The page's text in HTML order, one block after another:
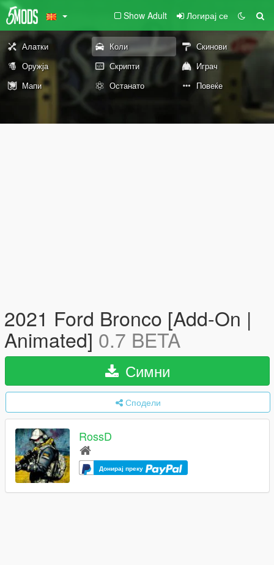
Show Adult Логирај се
Алатки Коли
Скинови
Оружја
Скрипти
Играч
Мапи
Останато Повеќе
2021 Ford Bronco [Add-On |
Animated] 0.7 BETA
Симни
Сподели
RossD
Донирај преку